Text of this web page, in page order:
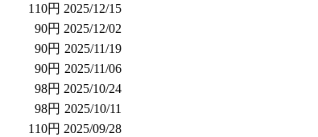
110円 2025/12/15
90円 2025/12/02
90円 2025/11/19
90円 2025/11/06
98円 2025/10/24
98円 2025/10/11
110円 2025/09/28